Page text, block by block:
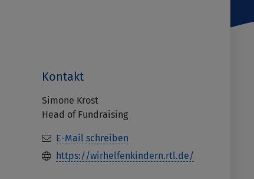
Kontakt
Simone Krost
Head of Fundraising
E-Mail schreiben
https://wirhelfenkindern.rtl.de/